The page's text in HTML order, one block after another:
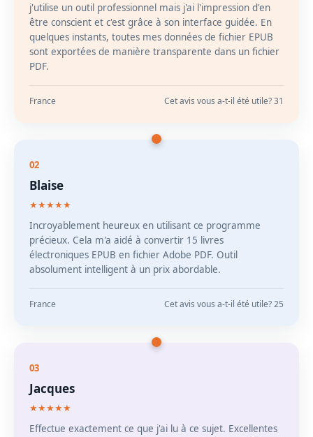
j'utilise un outil professionnel mais j'ai l'impression d'en
être conscient et c'est grâce à son interface guidée. En
quelques instants, toutes mes données de fichier EPUB
sont exportées de manière transparente dans un fichier
PDF.
France Cet avis vous a-t-il été utile? 31
02
Blaise
★★★★★
Incroyablement heureux en utilisant ce programme
précieux. Cela m'a aidé à convertir 15 livres
électroniques EPUB en fichier Adobe PDF. Outil
absolument intelligent à un prix abordable.
France Cet avis vous a-t-il été utile? 25
03
Jacques
★★★★★
Effectue exactement ce que j'ai lu à ce sujet. Excellentes